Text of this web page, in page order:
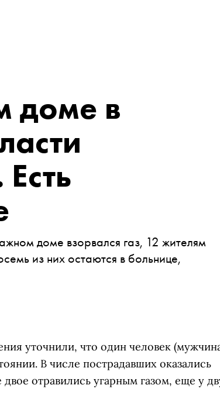
доме в
доме взорвался газ, 12 жителям
из них остаются в больнице,
уточнили, что один человек
В числе пострадавших оказались
отравились угарным газом, еще у